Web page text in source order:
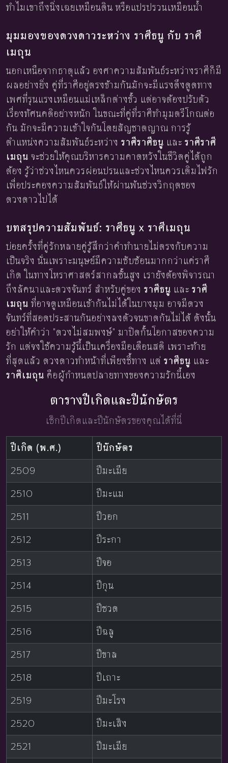
ทำไมเขาถึงนิ่งเฉยเหมือนดิน หรือแปรปรวนเหมือนน้ำ
มุมมองของดวงดาวระหว่าง ราศีธนู กับ ราศี
เมถุน
นอกเหนือจากธาตุแล้ว องศาความสัมพันธ์ระหว่างราศีก็มี
ผลอย่างยิ่ง คู่ที่ราศีอยู่ตรงข้ามกันมักจะมีแรงดึงดูดทาง
เพศที่รุนแรงเหมือนแม่เหล็กต่างขั้ว แต่อาจต้องปรับตัว
เรื่องทัศนคติอย่างหนัก ในขณะที่คู่ที่ราศีทำมุมตรีโกณต่อ
กัน มักจะมีความเข้าใจกันโดยสัญชาตญาณ การรู้
ตำแหน่งความสัมพันธ์ระหว่าง ราศีราศีธนู และ ราศีราศี
เมถุน จะช่วยให้คุณบริหารความคาดหวังในชีวิตคู่ได้ถูก
ต้อง รู้ว่าช่วงไหนควรผ่อนปรนและช่วงไหนควรเติมไฟรัก
เพื่อประคองความสัมพันธ์ให้ผ่านพ้นช่วงวิกฤตของ
ดวงดาวไปได้
บทสรุปความสัมพันธ์: ราศีธนู x ราศีเมถุน
บ่อยครั้งที่คู่รักหลายคู่รู้สึกว่าคำทำนายไม่ตรงกับความ
เป็นจริง นั่นเพราะมนุษย์มีความซับซ้อนมากกว่าแค่ราศี
เกิด ในทางโหราศาสตร์สากลชั้นสูง เรายังต้องพิจารณา
ถึงลัคนาและดวงจันทร์ สำหรับคู่ของ ราศีธนู และ ราศี
เมถุน ที่อาจดูเหมือนเข้ากันไม่ได้ในบางมุม อาจมีดวง
จันทร์ที่สอดประสานกันอย่างลงตัวจนขาดกันไม่ได้ ดังนั้น
อย่าให้คำว่า "ดวงไม่สมพงษ์" มาปิดกั้นโอกาสของความ
รัก แต่จงใช้ความรู้นี้เป็นเครื่องมือเตือนสติ เพราะท้าย
ที่สุดแล้ว ดวงดาวทำหน้าที่เพียงชี้ทาง แต่ ราศีธนู และ
ราศีเมถุน คือผู้กำหนดปลายทางของความรักนี้เอง
ตารางปีเกิดและปีนักษัตร
เช็กปีเกิดและปีนักษัตรของคุณได้ที่นี่
ปีเกิด (พ.ศ.)
ปีนักษัตร
2509
ปีมะเมีย
2510
ปีมะแม
2511
ปีวอก
2512
ปีระกา
2513
ปีจอ
2514
ปีกุน
2515
ปีชวด
2516
ปีฉลู
2517
ปีขาล
2518
ปีเถาะ
2519
ปีมะโรง
2520
ปีมะเส็ง
2521
ปีมะเมีย